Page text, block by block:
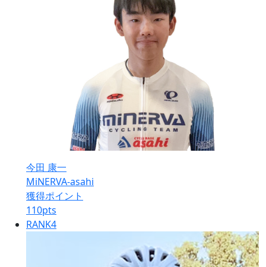
今田 康一
MiNERVA-asahi
獲得ポイント
110pts
RANK4